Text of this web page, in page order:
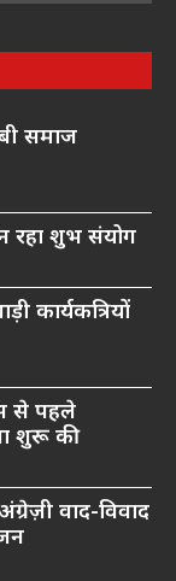
समाज
रहा शुभ संयोग
कार्यकत्रियों
से पहले
शुरू की
वाद-विवाद